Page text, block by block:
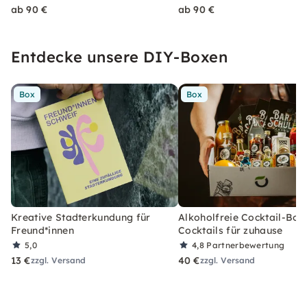
ab 90 € ab 90 €
Entdecke unsere DIY-Boxen
Box
Kreative Stadterkundung für
Freund*innen
5,0
13 €zzgl. Versand
Box
Alkoholfreie Cocktail-Box
Cocktails für zuhause
4,8 Partnerbewertung
40 €zzgl. Versand